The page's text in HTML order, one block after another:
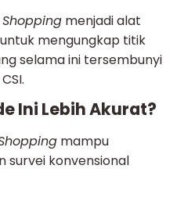
menjadi alat
mengungkap titik
selama ini tersembunyi
Ini Lebih Akurat?
mampu
survei konvensional